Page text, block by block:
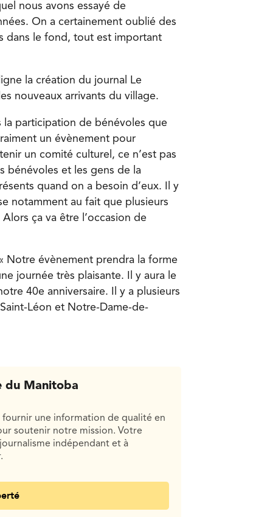
nous avons essayé de
On a certainement oublié des
dans le fond, tout est important
la création du journal Le
nouveaux arrivants du village.
la participation de bénévoles que
un évènement pour
un comité culturel, ce n’est pas
bénévoles et les gens de la
quand on a besoin d’eux. Il y
notamment au fait que plusieurs
ça va être l’occasion de
Notre évènement prendra la forme
journée très plaisante. Il y aura le
40e anniversaire. Il y a plusieurs
Léon et Notre-Dame-de-
du Manitoba
fournir une information de qualité en
soutenir notre mission. Votre
indépendant et à